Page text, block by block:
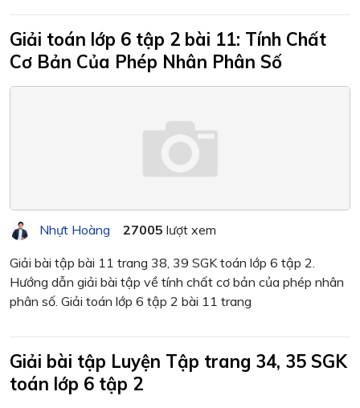
Giải toán lớp 6 tập 2 bài 11: Tính Chất
Cơ Bản Của Phép Nhân Phân Số
Nhựt Hoàng 27005 lượt xem
Giải bài tập bài 11 trang 38, 39 SGK toán lớp 6 tập 2.
Hướng dẫn giải bài tập về tính chất cơ bản của phép nhân
phân số. Giải toán lớp 6 tập 2 bài 11 trang
Giải bài tập Luyện Tập trang 34, 35 SGK
toán lớp 6 tập 2